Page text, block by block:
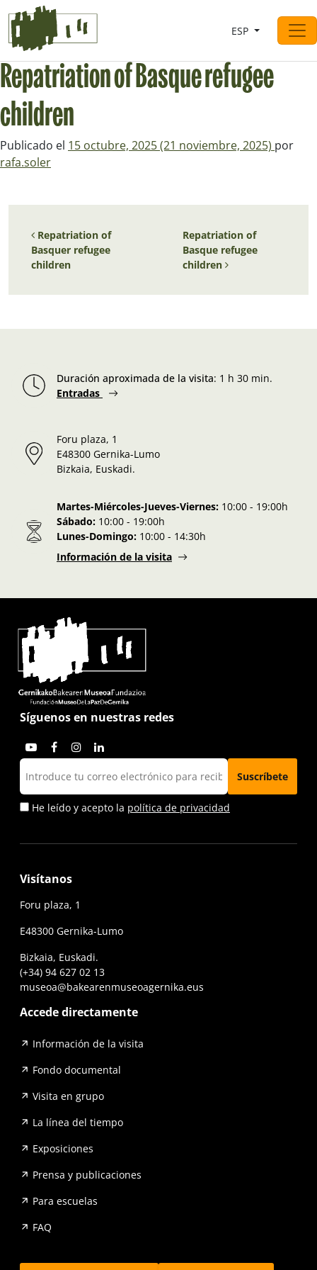
Saltar al contingut
Navegación principal
ESP
Repatriation of Basque refugee
children
Publicado el 15 octubre, 2025(21 noviembre, 2025) por
rafa.soler
Navegación de entradas
Repatriation of
Basquer refugee
children
Repatriation of
Basque refugee
children
Duración aproximada de la visita: 1 h 30 min.
Entradas
Foru plaza, 1
E48300 Gernika-Lumo
Bizkaia, Euskadi.
Martes-Miércoles-Jueves-Viernes: 10:00 - 19:00h
Sábado: 10:00 - 19:00h
Lunes-Domingo: 10:00 - 14:30h
Información de la visita
Síguenos en nuestras redes
He leído y acepto la política de privacidad
Visítanos
Foru plaza, 1
E48300 Gernika-Lumo
Bizkaia, Euskadi.
(+34) 94 627 02 13
museoa@bakearenmuseoagernika.eus
Accede directamente
Información de la visita
Fondo documental
Visita en grupo
La línea del tiempo
Exposiciones
Prensa y publicaciones
Para escuelas
FAQ